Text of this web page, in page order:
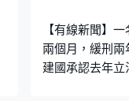
【有線新聞】
兩個月，緩刑
建國承認去年立